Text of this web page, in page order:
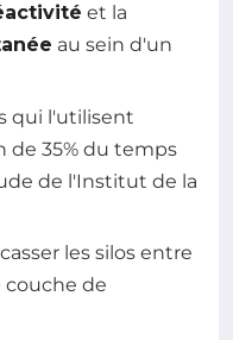
et la
au sein d'un
qui l'utilisent
35% du temps
de l'Institut de la
les silos entre
couche de